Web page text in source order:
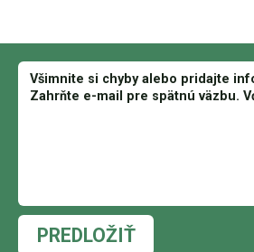
PREDLOŽIŤ